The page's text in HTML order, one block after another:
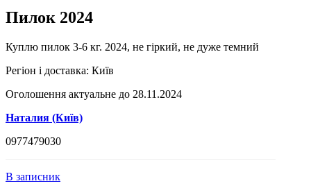
Пилок 2024
Куплю пилок 3-6 кг. 2024, не гіркий, не дуже темний
Регіон і доставка: Київ
Оголошення актуальне до 28.11.2024
Наталия (Київ)
0977479030
В записник